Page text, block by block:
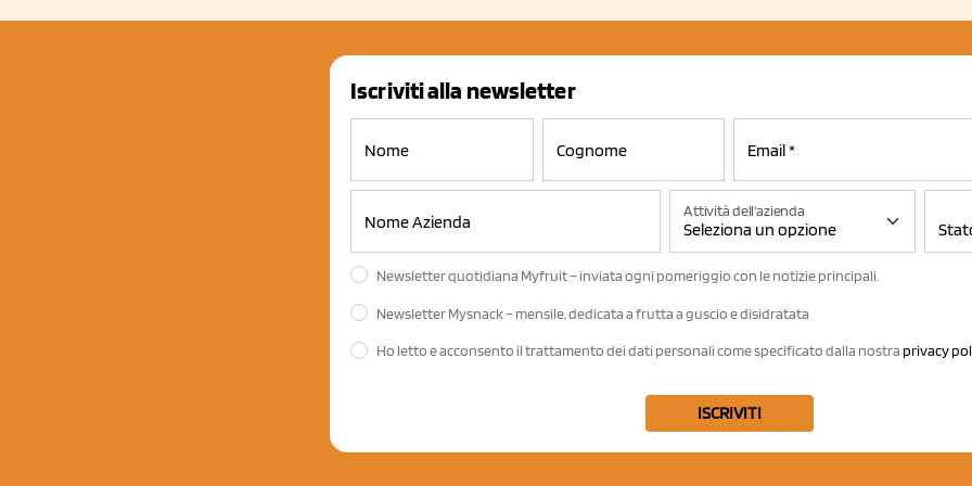
Iscriviti alla newsletter
Attività dell'azienda
Newsletter quotidiana Myfruit – inviata ogni pomeriggio con le notizie principali.
Newsletter Mysnack – mensile, dedicata a frutta a guscio e disidratata
Ho letto e acconsento il trattamento dei dati personali come specificato dalla nostra privacy
ISCRIVITI